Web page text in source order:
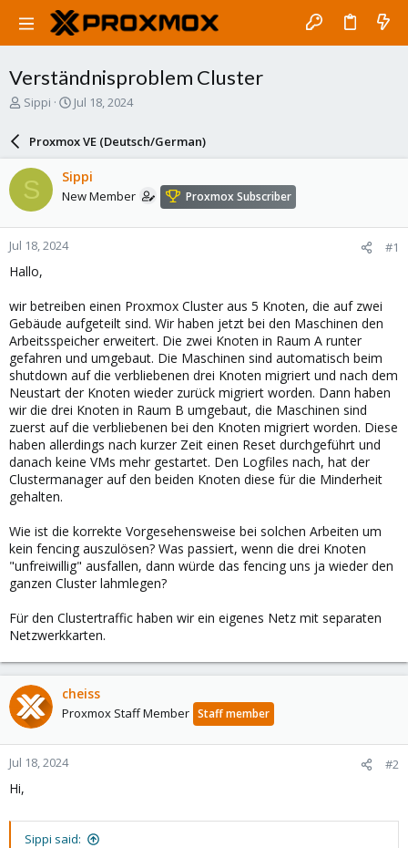
Verständnisproblem Cluster
T
a
d
s
t
a
r
t
e
Sippi
S
r
d
a
e
Jul 18, 2024
Proxmox VE (Deutsch/German)
S Sippi
New Member Proxmox Subscriber
Jul 18, 2024 #1
Hallo,
wir betreiben einen Proxmox Cluster aus 5 Knoten, die auf zwei
Gebäude aufgeteilt sind. Wir haben jetzt bei den Maschinen den
Arbeitsspeicher erweitert. Die zwei Knoten in Raum A runter
gefahren und umgebaut. Die Maschinen sind automatisch beim
shutdown auf die verbliebenen drei Knoten migriert und nach dem
Neustart der Knoten wieder zurück migriert worden. Dann haben
wir die drei Knoten in Raum B umgebaut, die Maschinen sind
zuerst auf die verbliebenen bei den Knoten migriert worden. Diese
haben allerdings nach kurzer Zeit einen Reset durchgeführt und
danach keine VMs mehr gestartet. Den Logfiles nach, hat der
Clustermanager auf den beiden Knoten diese für die Minderheit
gehalten.
Wie ist die korrekte Vorgesehensweise bei solchen Arbeiten um
kein fencing auszulösen? Was passiert, wenn die drei Knoten
"unfreiwillig" ausfallen, dann würde das fencing uns ja wieder den
ganzen Cluster lahmlegen?
Für den Clustertraffic haben wir ein eigenes Netz mit separaten
Netzwerkkarten.
cheiss
Proxmox Staff Member Staff member
Jul 18, 2024 #2
Hi,
Sippi said: